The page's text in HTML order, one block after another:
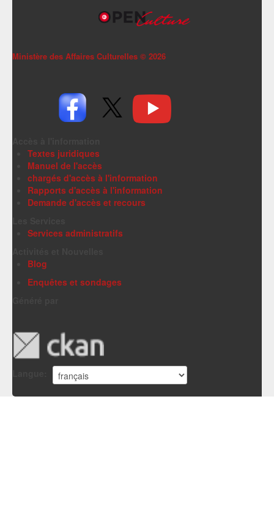
Ministère des Affaires Culturelles © 2026
Textes juridiques
Manuel de l'accès
chargés d'accès à l'information
Rapports d'accès à l'information
Demande d'accès et recours
Services administratifs
Blog
Enquêtes et sondages